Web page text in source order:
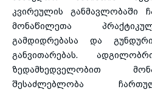
კვირეულის განმავლობაში
მონაწილეთა
გამდიდრებასა და
განვითარებას.
ზედამხედველობით
შესაძლებლობა